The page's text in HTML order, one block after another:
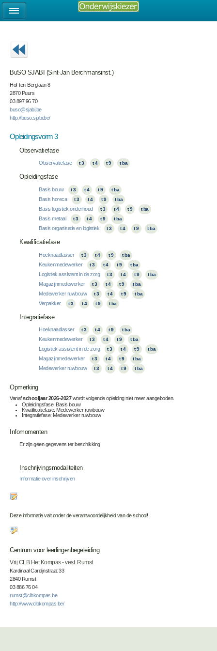
BuSO SJABI (Sint-Jan Berchmansinst.)
Hof-ten-Berglaan 8
2870 Puurs
03 897 96 70
buso@sjabi.be
http://buso.sjabi.be/
Opleidingsvorm 3
Observatiefase
Observatiefase t 3 t 4 t 9 t ba
Opleidingsfase
Basis bouw t 3 t 4 t 9 t ba
Basis horeca t 3 t 4 t 9 t ba
Basis logistiek onderhoud t 3 t 4 t 9 t ba
Basis metaal t 3 t 4 t 9 t ba
Basis organisatie en logistiek t 3 t 4 t 9 t ba
Kwalificatiefase
Hoeknaadlasser t 3 t 4 t 9 t ba
Keukenmedewerker t 3 t 4 t 9 t ba
Logistiek assistent in de zorg t 3 t 4 t 9 t ba
Magazijnmedewerker t 3 t 4 t 9 t ba
Medewerker ruwbouw t 3 t 4 t 9 t ba
Verpakker t 3 t 4 t 9 t ba
Integratiefase
Hoeknaadlasser t 3 t 4 t 9 t ba
Keukenmedewerker t 3 t 4 t 9 t ba
Logistiek assistent in de zorg t 3 t 4 t 9 t ba
Magazijnmedewerker t 3 t 4 t 9 t ba
Medewerker ruwbouw t 3 t 4 t 9 t ba
Opmerking
Vanafschooljaar 2026-2027wordt volgende opleiding niet meer aangeboden.
Opleidingsfase: Basis bouw
Kwalificatiefase: Medewerker ruwbouw
Integratiefase: Medewerker ruwbouw
Infomomenten
Er zijn geen gegevens ter beschikking
Inschrijvingsmodaliteiten
Informatie over inschrijven
Deze informatie valt onder de verantwoordelijkheid van de school!
Centrum voor leerlingenbegeleiding
Vrij CLB Het Kompas - vest. Rumst
Kardinaal Cardijnstraat 33
2840 Rumst
03 886 76 04
rumst@clbkompas.be
http://www.clbkompas.be/